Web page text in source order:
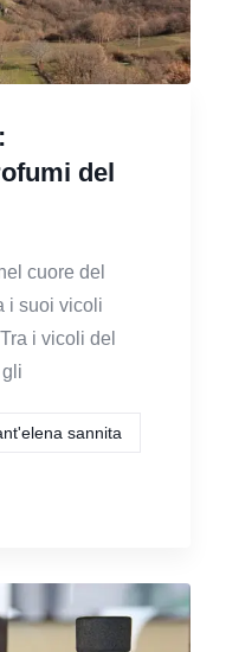
del
cuore del
i suoi vicoli
i vicoli del
sannita